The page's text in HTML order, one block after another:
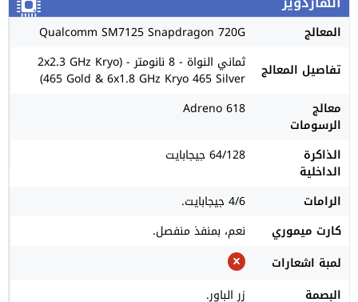
المعالج
Qualcomm SM7125 Snapdragon 720G
تفاصيل المعالج
ثماني النواة - 8 نانومتر - (2x2.3 GHz Kryo
465 Gold & 6x1.8 GHz Kryo 465 Silver)
معالج
الرسومات
Adreno 618
الذاكرة
الداخلية
64/128 جيجابايت
الرامات
4/6 جيجابايت.
كارت ميموري
نعم، بمنفذ منفصل.
لمبة اشعارات
البصمة
زر الباور.